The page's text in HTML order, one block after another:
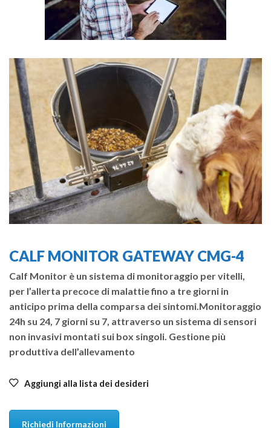
CALF MONITOR GATEWAY CMG-4
Calf Monitor è un sistema di monitoraggio per vitelli,
per l’allerta precoce di malattie fino a tre giorni in
anticipo prima della comparsa dei sintomi.Monitoraggio
24h su 24, 7 giorni su 7, attraverso un sistema di sensori
non invasivi montati sui box singoli. Gestione più
produttiva dell’allevamento
Aggiungi alla lista dei desideri
Richiedi Informazioni